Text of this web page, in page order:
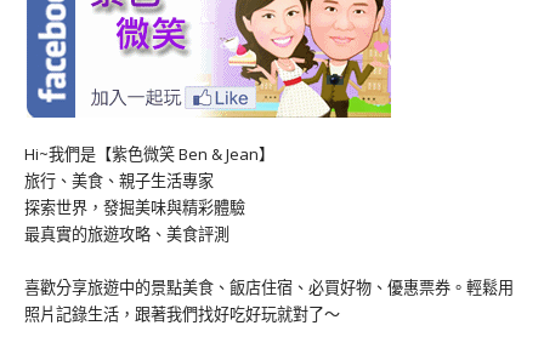
Hi~我們是【紫色微笑 Ben & Jean】
旅行、美食、親子生活專家
探索世界，發掘美味與精彩體驗
最真實的旅遊攻略、美食評測
喜歡分享旅遊中的景點美食、飯店住宿、必買好物、優惠票券。輕鬆用
照片記錄生活，跟著我們找好吃好玩就對了～